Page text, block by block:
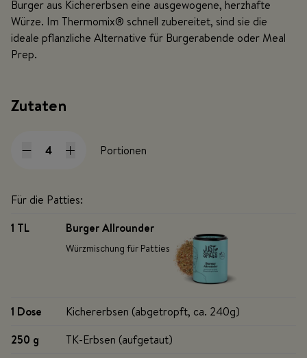
Burger aus Kichererbsen eine ausgewogene, herzhafte
Würze. Im Thermomix® schnell zubereitet, sind sie die
ideale pflanzliche Alternative für Burgerabende oder Meal
Prep.
Zutaten
Portionen
Für die Patties:
1 TL
Burger Allrounder
Würzmischung für Patties
1 Dose
Kichererbsen (abgetropft, ca. 240g)
250 g
TK-Erbsen (aufgetaut)